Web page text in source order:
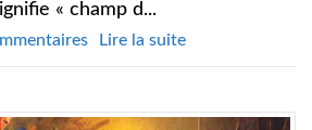
« champ d...
Lire la suite